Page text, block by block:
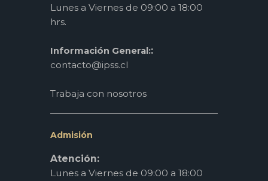
Lunes a Viernes de 09:00 a 18:00
hrs.
Información General::
contacto@ipss.cl
Trabaja con nosotros
Admisión
Atención:
Lunes a Viernes de 09:00 a 18:00